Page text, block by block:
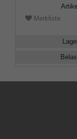
Merkliste